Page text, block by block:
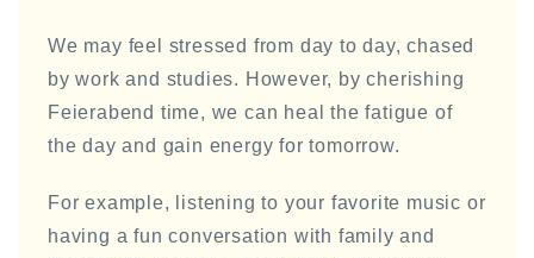
We may feel stressed from day to day, chased
by work and studies. However, by cherishing
Feierabend time, we can heal the fatigue of
the day and gain energy for tomorrow.
For example, listening to your favorite music or
having a fun conversation with family and